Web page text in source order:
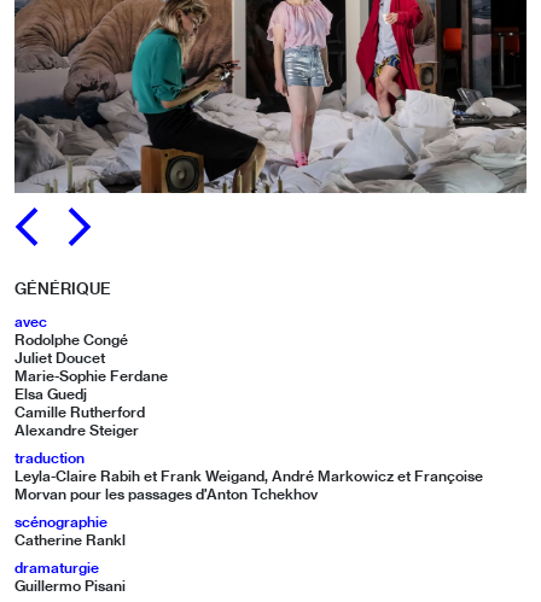
GÉNÉRIQUE
avec
Rodolphe Congé
Juliet Doucet
Marie-Sophie Ferdane
Elsa Guedj
Camille Rutherford
Alexandre Steiger
traduction
Leyla-Claire Rabih et Frank Weigand, André Markowicz et Françoise
Morvan pour les passages d’Anton Tchekhov
scénographie
Catherine Rankl
dramaturgie
Guillermo Pisani